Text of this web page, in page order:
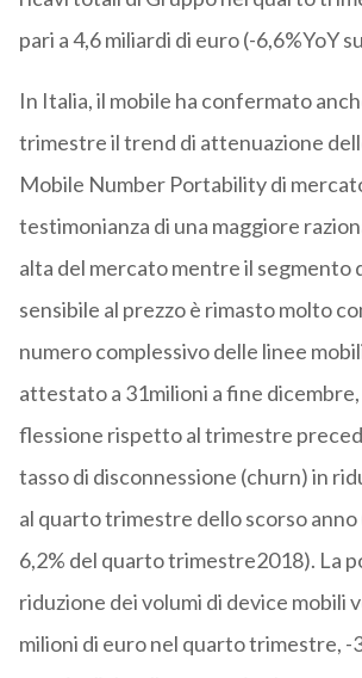
pari a 4,6 miliardi di euro (-6,6%YoY
In Italia, il mobile ha confermato
trimestre il trend di attenuazione
Mobile Number Portability di
testimonianza di una maggiore
alta del mercato mentre il segmento
sensibile al prezzo è rimasto molto
numero complessivo delle linee
attestato a 31milioni a fine
flessione rispetto al trimestre
tasso di disconnessione (churn) in
al quarto trimestre dello scorso
6,2% del quarto trimestre2018). La
riduzione dei volumi di device mobili
milioni di euro nel quarto trimestre, -